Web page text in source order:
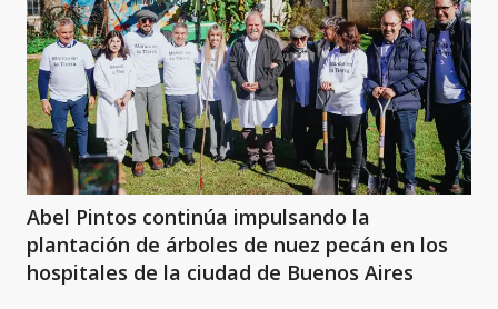
Abel Pintos continúa impulsando la
plantación de árboles de nuez pecán en los
hospitales de la ciudad de Buenos Aires